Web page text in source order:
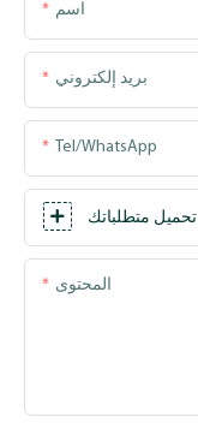
اسم
بريد إلكتروني
Tel/WhatsApp
تحميل متطلباتك
المحتوى